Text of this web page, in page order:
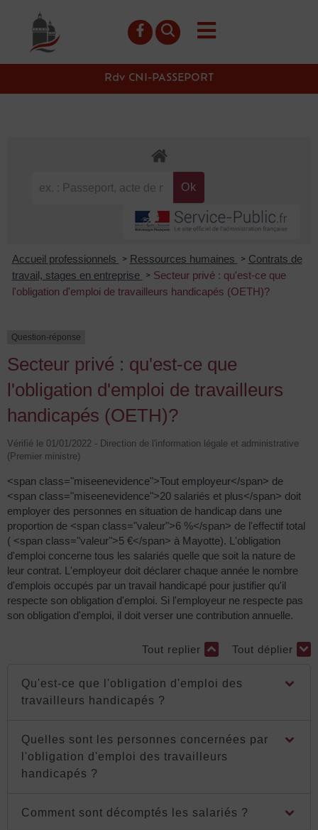
principal
Rdv CNI-PASSEPORT
Accueil professionnels > Ressources humaines > Contrats de
travail, stages en entreprise
> Secteur privé : qu'est-ce que
l'obligation d'emploi de travailleurs handicapés (OETH)?
Question-réponse
Secteur privé : qu'est-ce que
l'obligation d'emploi de travailleurs
handicapés (OETH)?
Vérifié le 01/01/2022 - Direction de l'information légale et administrative
(Premier ministre)
<span class="miseenevidence">Tout employeur</span> de
<span class="miseenevidence">20 salariés et plus</span> doit
employer des personnes en situation de handicap dans une
proportion de <span class="valeur">6 %</span> de l'effectif total
( <span class="valeur">5 €</span> à Mayotte). L'obligation
d'emploi concerne tous les salariés quelle que soit la nature de
leur contrat. L'employeur doit déclarer chaque année le nombre
d'emplois occupés par un travail handicapé pour justifier qu'il
respecte son obligation d'emploi. Si l'employeur ne respecte pas
son obligation d'emploi, il doit verser une contribution annuelle.
Tout replier Tout déplier
Qu'est-ce que l'obligation d'emploi des
travailleurs handicapés ?
Quelles sont les personnes concernées par
l'obligation d'emploi des travailleurs
handicapés ?
Comment sont décomptés les salariés ?